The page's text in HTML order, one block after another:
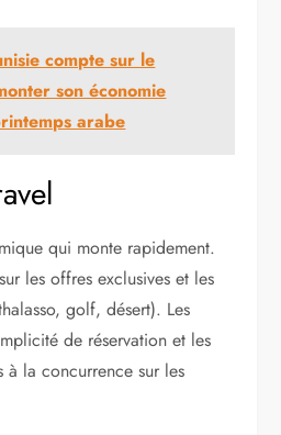
compte sur le
son économie
arabe
qui monte rapidement.
les offres exclusives et les
golf, désert). Les
de réservation et les
à la concurrence sur les